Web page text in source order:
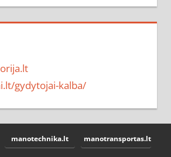
gydytojai-kalba/
manotechnika.lt manotransportas.lt